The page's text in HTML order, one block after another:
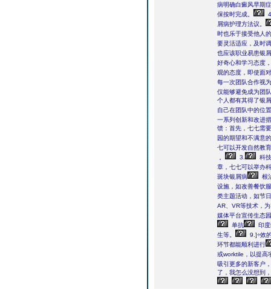
病明确白癜风早期
保按时完成。
屑病护理方法议。
时也乐于接受他人
要灵活适应，及时
也应该职业易患银
好奇心和学习态度
观的态度，即使面
每一次团队合作视
仅能够避免成为团
个人都有其得了银
自己在团队中的位
一系列创新和改进
馈：首先，七七需
园的期望和不满意
七可以开发自然教
3.
科
章，七七可以举办
斑块银屑病
根
设施，如改善餐饮
类主题活动，如节
AR、VR等技术，
媒体平台宣传生态
单抗
印
生等。
9.]÷效
环节都能顺利进行
或worktile，以提高
吸引更多的新客户
了，我怎么没想到